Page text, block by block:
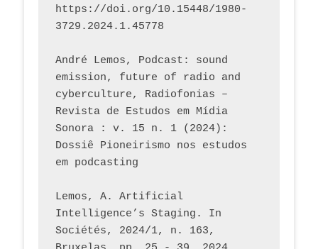
https://doi.org/10.15448/1980-
3729.2024.1.45778
André Lemos, Podcast: sound
emission, future of radio and
cyberculture, Radiofonias –
Revista de Estudos em Mídia
Sonora : v. 15 n. 1 (2024):
Dossiê Pioneirismo nos estudos
em podcasting
Lemos, A. Artificial
Intelligence’s Staging. In
Sociétés, 2024/1, n. 163,